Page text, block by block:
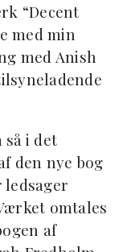
“Decent
med min
med Anish
så i det
den nye bog
ledsager
omtales
af